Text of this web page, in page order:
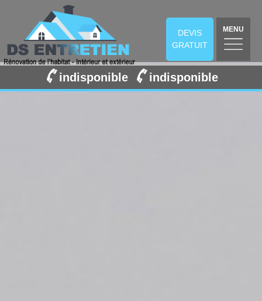
DEVIS
GRATUIT
MENU
indisponible indisponible